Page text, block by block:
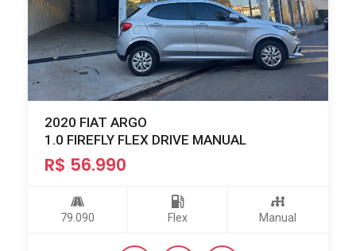
2020 FIAT ARGO
1.0 FIREFLY FLEX DRIVE MANUAL
R$ 56.990
79.090 Flex Manual